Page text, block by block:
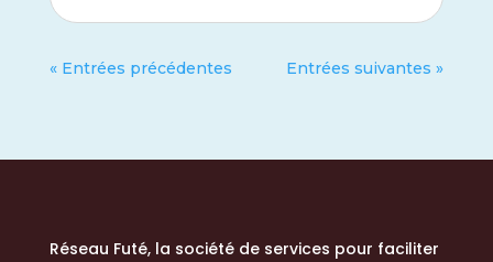
« Entrées précédentes Entrées suivantes »
Réseau Futé, la société de services pour faciliter